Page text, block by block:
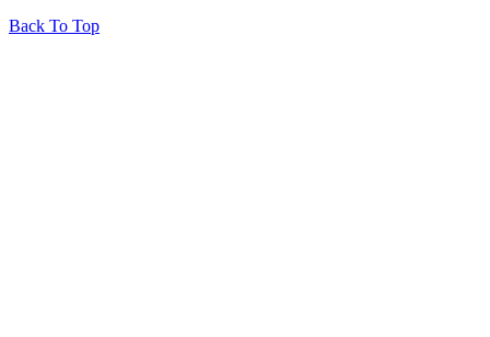
Back To Top